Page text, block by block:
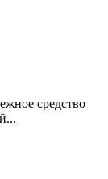
средство